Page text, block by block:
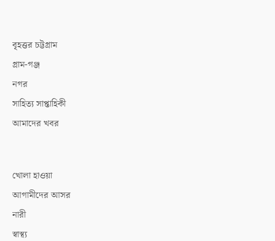
বৃহত্তর চট্টগ্রাম
গ্রাম-গঞ্জ
নগর
সাহিত্য সাপ্তাহিকী
আমাদের খবর
খোলা হাওয়া
আগামীদের আসর
নারী
স্বাস্থ্য